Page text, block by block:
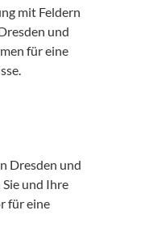
mit Feldern
und
für eine
Dresden und
und Ihre
für eine